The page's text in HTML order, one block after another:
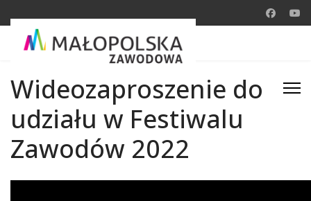
Wideozaproszenie do
udziału w Festiwalu
Zawodów 2022